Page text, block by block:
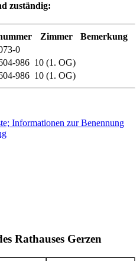
zuständig:
Zimmer
Bemerkung
0
986 10 (1. OG)
986 10 (1. OG)
Informationen zur Benennung
Rathauses Gerzen